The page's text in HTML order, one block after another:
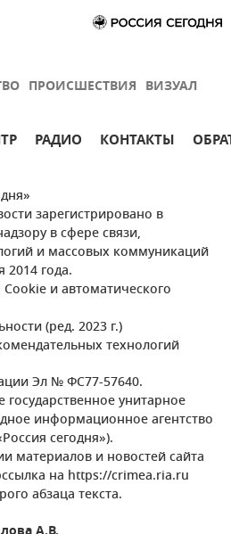
ПРОИСШЕСТВИЯ ВИЗУАЛ
РАДИО КОНТАКТЫ
зарегистрировано в
в сфере связи,
и массовых коммуникаций
2014 года.
и автоматического
(ред. 2023 г.)
технологий
Эл № ФС77-57640.
унитарное
информационное агентство
сегодня»).
материалов и новостей сайта
на https://crimea.ria.ru
абзаца текста.